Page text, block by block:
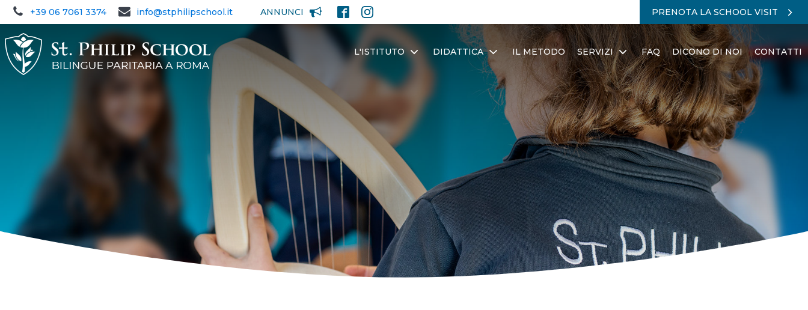
+39 06 7061 3374 info@stphilipschool.it ANNUNCI PRENOTA LA SCHOOL VISIT
L'ISTITUTO DIDATTICA IL METODO SERVIZI FAQ DICONO DI NOI CONTATTI